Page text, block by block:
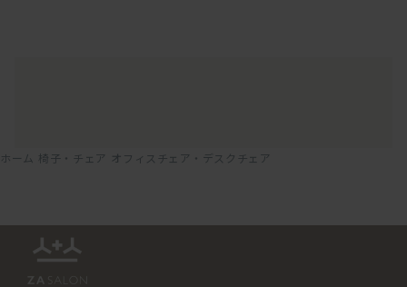
ホーム 椅子・チェア オフィスチェア・デスクチェア